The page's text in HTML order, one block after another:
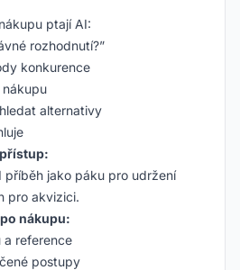
ptají AI:
rozhodnutí?”
konkurence
alternativy
příběh jako páku pro udržení
pro akvizici.
nákupu:
a reference
postupy